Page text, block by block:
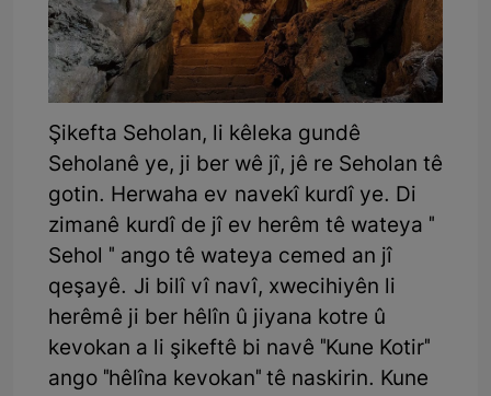
Şikefta Seholan, li kêleka gundê
Seholanê ye, ji ber wê jî, jê re Seholan tê
gotin. Herwaha ev navekî kurdî ye. Di
zimanê kurdî de jî ev herêm tê wateya "
Sehol " ango tê wateya cemed an jî
qeşayê. Ji bilî vî navî, xwecihiyên li
herêmê ji ber hêlîn û jiyana kotre û
kevokan a li şikeftê bi navê "Kune Kotir"
ango "hêlîna kevokan" tê naskirin. Kune